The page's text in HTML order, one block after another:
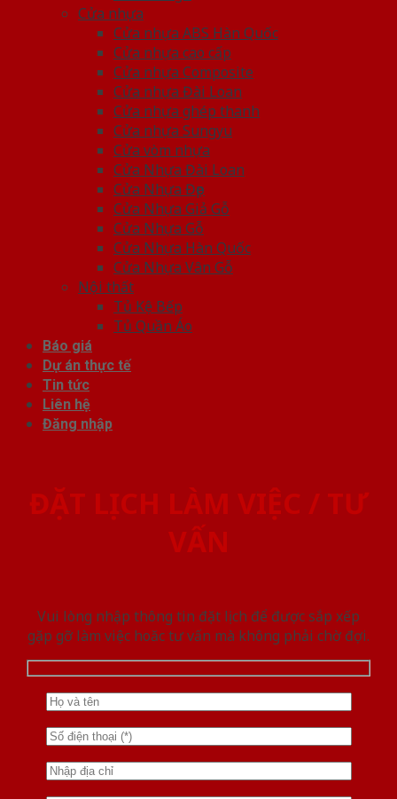
Cửa nhựa
Cửa nhựa ABS Hàn Quốc
Cửa nhựa cao cấp
Cửa nhựa Composite
Cửa nhựa Đài Loan
Cửa nhựa ghép thanh
Cửa nhựa Sungyu
Cửa vòm nhựa
Cửa Nhựa Đài Loan
Cửa Nhựa Đẹp
Cửa Nhựa Giả Gỗ
Cửa Nhựa Gỗ
Cửa Nhựa Hàn Quốc
Cửa Nhựa Vân Gỗ
Nội thất
Tủ Kệ Bếp
Tủ Quần Áo
Báo giá
Dự án thực tế
Tin tức
Liên hệ
Đăng nhập
ĐẶT LỊCH LÀM VIỆC / TƯ
VẤN
Vui lòng nhập thông tin đặt lịch để được sắp xếp
gặp gỡ làm việc hoăc tư vấn mà không phải chờ đợi.